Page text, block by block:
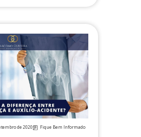
de 2020 Fique Bem Informado